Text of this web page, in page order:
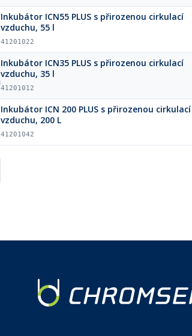
Inkubátor ICN55 PLUS s přirozenou cirkulací
vzduchu, 55 l
41201022
Inkubátor ICN35 PLUS s přirozenou cirkulací
vzduchu, 35 l
41201012
Inkubátor ICN 200 PLUS s přirozenou cirkulací
vzduchu, 200 L
41201042